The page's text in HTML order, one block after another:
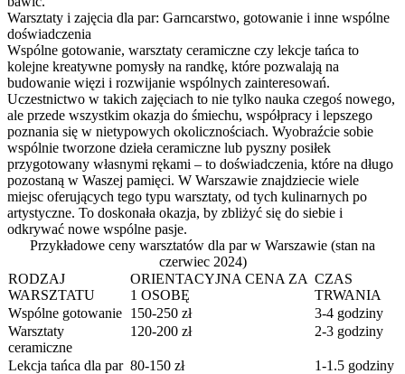
Warsztaty i zajęcia dla par: Garncarstwo, gotowanie i inne wspólne
doświadczenia
Wspólne gotowanie, warsztaty ceramiczne czy lekcje tańca to
kolejne kreatywne pomysły na randkę, które pozwalają na
budowanie więzi i rozwijanie wspólnych zainteresowań.
Uczestnictwo w takich zajęciach to nie tylko nauka czegoś nowego,
ale przede wszystkim okazja do śmiechu, współpracy i lepszego
poznania się w nietypowych okolicznościach. Wyobraźcie sobie
wspólnie tworzone dzieła ceramiczne lub pyszny posiłek
przygotowany własnymi rękami – to doświadczenia, które na długo
pozostaną w Waszej pamięci. W Warszawie znajdziecie wiele
miejsc oferujących tego typu warsztaty, od tych kulinarnych po
artystyczne. To doskonała okazja, by zbliżyć się do siebie i
odkrywać nowe wspólne pasje.
Przykładowe ceny warsztatów dla par w Warszawie (stan na
czerwiec 2024)
RODZAJ
WARSZTATU
ORIENTACYJNA CENA ZA
1 OSOBĘ
CZAS
TRWANIA
Wspólne gotowanie 150-250 zł
3-4 godziny
Warsztaty
ceramiczne
120-200 zł 2-3 godziny
Lekcja tańca dla par 80-150 zł
1-1.5 godziny